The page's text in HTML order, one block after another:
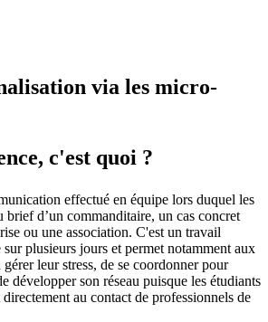
via les micro-
c'est quoi ?
effectué en équipe lors duquel les
brief d’un commanditaire, un cas concret
ou une association. C'est un travail
plusieurs jours et permet notamment aux
leur stress, de se coordonner pour
développer son réseau puisque les étudiants
au contact de professionnels de